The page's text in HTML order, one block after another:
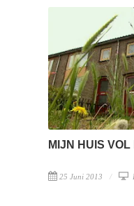
MIJN HUIS VOL
25 Juni 2013